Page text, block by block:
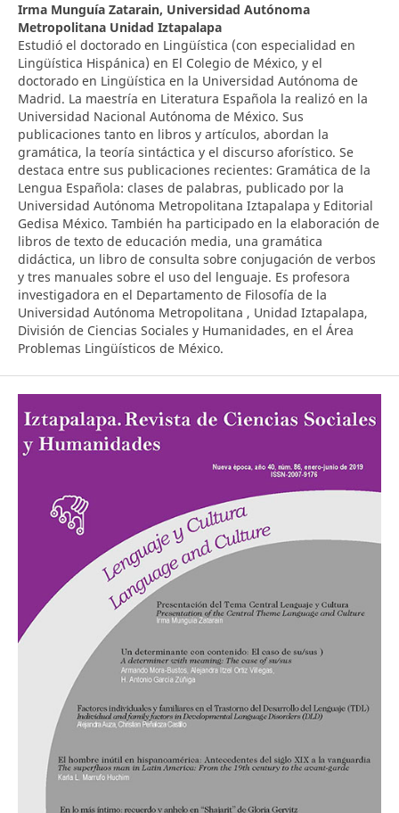
Irma Munguía Zatarain, Universidad Autónoma
Metropolitana Unidad Iztapalapa
Estudió el doctorado en Lingüística (con especialidad en
Lingüística Hispánica) en El Colegio de México, y el
doctorado en Lingüística en la Universidad Autónoma de
Madrid. La maestría en Literatura Española la realizó en la
Universidad Nacional Autónoma de México. Sus
publicaciones tanto en libros y artículos, abordan la
gramática, la teoría sintáctica y el discurso aforístico. Se
destaca entre sus publicaciones recientes: Gramática de la
Lengua Española: clases de palabras, publicado por la
Universidad Autónoma Metropolitana Iztapalapa y Editorial
Gedisa México. También ha participado en la elaboración de
libros de texto de educación media, una gramática
didáctica, un libro de consulta sobre conjugación de verbos
y tres manuales sobre el uso del lenguaje. Es profesora
investigadora en el Departamento de Filosofía de la
Universidad Autónoma Metropolitana , Unidad Iztapalapa,
División de Ciencias Sociales y Humanidades, en el Área
Problemas Lingüísticos de México.